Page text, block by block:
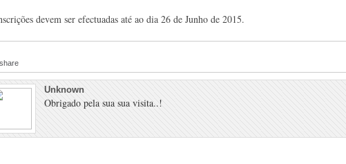
devem ser efectuadas até ao dia 26 de Junho de 2015.
Unknown
Obrigado pela sua sua visita..!